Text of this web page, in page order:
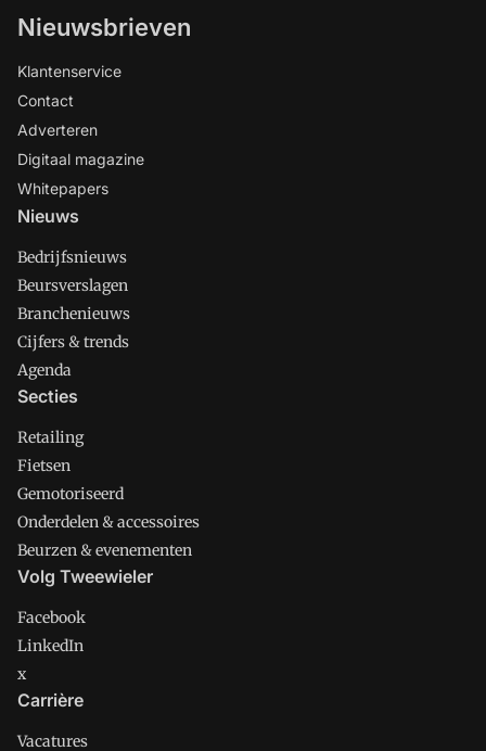
Nieuwsbrieven
Klantenservice
Contact
Adverteren
Digitaal magazine
Whitepapers
Nieuws
Bedrijfsnieuws
Beursverslagen
Branchenieuws
Cijfers & trends
Agenda
Secties
Retailing
Fietsen
Gemotoriseerd
Onderdelen & accessoires
Beurzen & evenementen
Volg Tweewieler
Facebook
LinkedIn
x
Carrière
Vacatures